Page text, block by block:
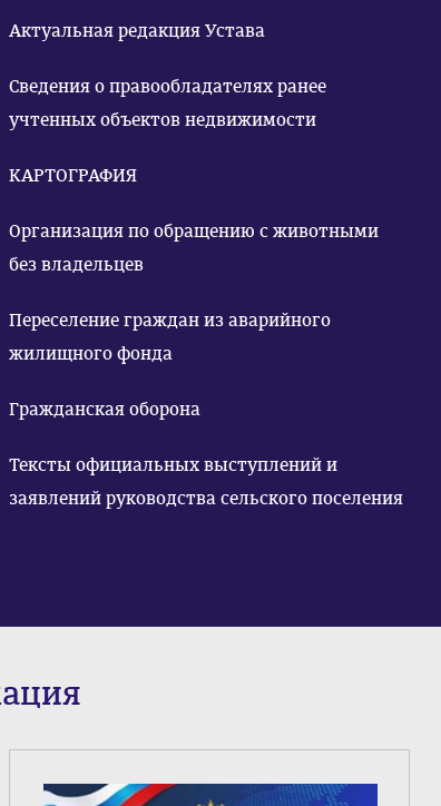
Актуальная редакция Устава
Сведения о правообладателях ранее
учтенных объектов недвижимости
КАРТОГРАФИЯ
Организация по обращению с животными
без владельцев
Переселение граждан из аварийного
жилищного фонда
Гражданская оборона
Тексты официальных выступлений и
заявлений руководства сельского поселения